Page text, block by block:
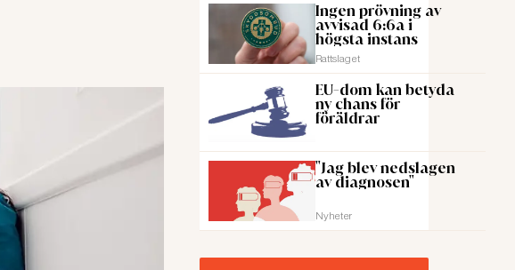
Ingen prövning av
avvisad 6:6a i
högsta instans
Rattslaget
EU-dom kan betyda
ny chans för
föräldrar
"Jag blev nedslagen
av diagnosen"
Nyheter